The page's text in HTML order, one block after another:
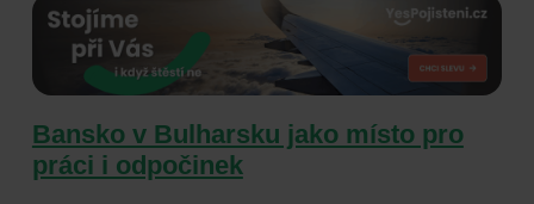
Bansko v Bulharsku jako místo pro
práci i odpočinek